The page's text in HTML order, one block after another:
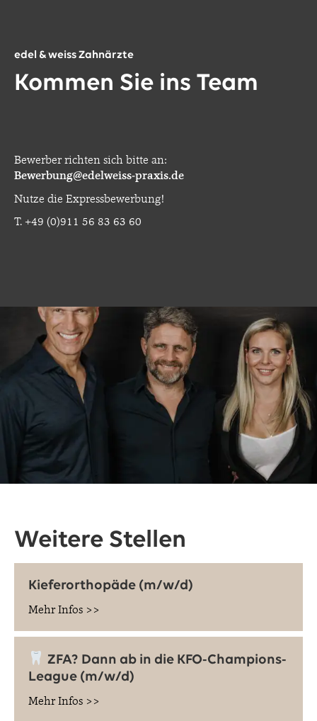
edel & weiss Zahnärzte
Kommen Sie ins Team
Bewerber richten sich bitte an:
Bewerbung@edelweiss-praxis.de
Nutze die Expressbewerbung!
T. +49 (0)911 56 83 63 60
Weitere Stellen
Kieferorthopäde (m/w/d)
Mehr Infos >>
ZFA? Dann ab in die KFO-Champions-
League (m/w/d)
Mehr Infos >>